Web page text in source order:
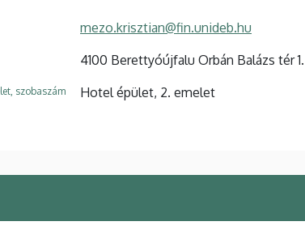
mezo.krisztian@fin.unideb.hu
4100 Berettyóújfalu Orbán Balázs tér 1.
szobaszám Hotel épület, 2. emelet